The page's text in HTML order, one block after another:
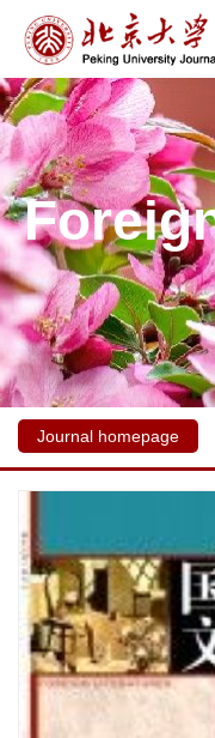
Journal homepage